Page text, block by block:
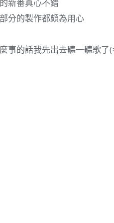
新番真心不錯
分的製作都頗為用心
事的話我先出去聽一聽歌